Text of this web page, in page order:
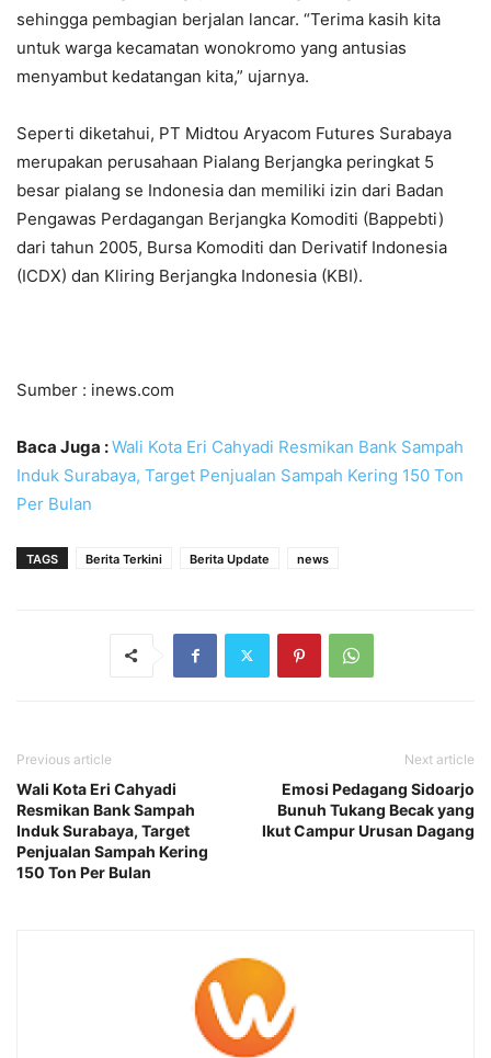
sehingga pembagian berjalan lancar. “Terima kasih kita
untuk warga kecamatan wonokromo yang antusias
menyambut kedatangan kita,” ujarnya.
Seperti diketahui, PT Midtou Aryacom Futures Surabaya
merupakan perusahaan Pialang Berjangka peringkat 5
besar pialang se Indonesia dan memiliki izin dari Badan
Pengawas Perdagangan Berjangka Komoditi (Bappebti)
dari tahun 2005, Bursa Komoditi dan Derivatif Indonesia
(ICDX) dan Kliring Berjangka Indonesia (KBI).
Sumber : inews.com
Baca Juga :Wali Kota Eri Cahyadi Resmikan Bank Sampah
Induk Surabaya, Target Penjualan Sampah Kering 150 Ton
Per Bulan
TAGS Berita Terkini Berita Update news
Previous article
Wali Kota Eri Cahyadi
Resmikan Bank Sampah
Induk Surabaya, Target
Penjualan Sampah Kering
150 Ton Per Bulan
Next article
Emosi Pedagang Sidoarjo
Bunuh Tukang Becak yang
Ikut Campur Urusan Dagang